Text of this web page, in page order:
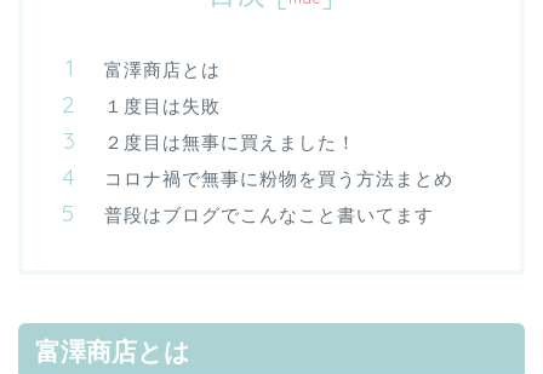
富澤商店とは
１度目は失敗
２度目は無事に買えました！
コロナ禍で無事に粉物を買う方法まとめ
普段はブログでこんなこと書いてます
富澤商店とは